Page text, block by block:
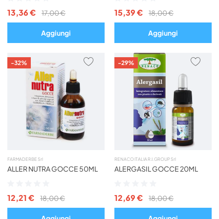
13,36 € 17,00 €
Aggiungi
15,39 € 18,00 €
Aggiungi
-32%
FARMADERBE Srl
ALLER NUTRA GOCCE 50ML
12,21 € 18,00 €
AGGIUNGI
-29%
RENACO ITALIA R.I. GROUP Srl
ALERGASIL GOCCE 20ML
12,69 € 18,00 €